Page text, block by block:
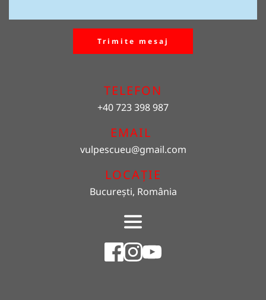
Trimite mesaj
TELEFON
+40 723 398 987
EMAIL
vulpescueu@gmail.com
LOCAȚIE
București, România